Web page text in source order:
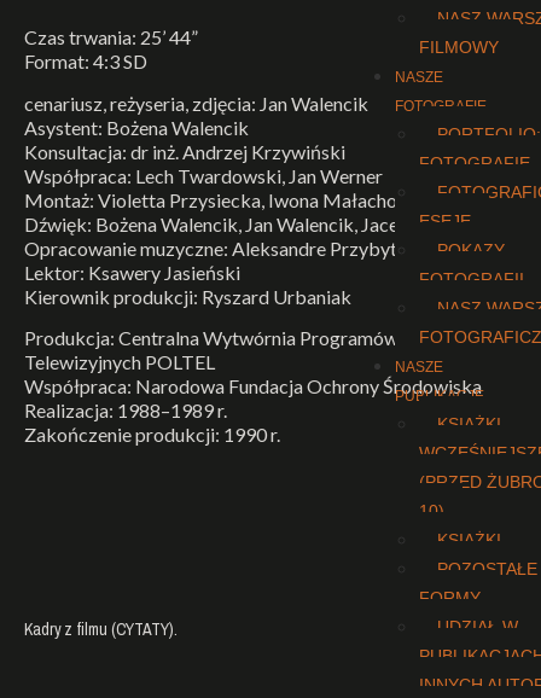
NASZ
FILMOWY
NASZE
FOTOGRAFIE
PORTFOLIO:
FOTOGRAFIE
ESEJE
POKAZY
FOTOGRAFII
NASZ
NASZE
PUBLIKACJE
KSIĄŻKI
(PRZED
10)
KSIĄŻKI
POZOSTAŁE
FORMY
UDZIAŁ W
INNYCH
Czas trwania: 25’ 44”
Format: 4:3 SD
cenariusz, reżyseria, zdjęcia: Jan Walencik
Asystent: Bożena Walencik
Konsultacja: dr inż. Andrzej Krzywiński
Współpraca: Lech Twardowski, Jan Werner
Montaż: Violetta Przysiecka, Iwona Małachowska
Dźwięk: Bożena Walencik, Jan Walencik, Jacek Bąk
Opracowanie muzyczne: Aleksandre Przybytek
Lektor: Ksawery Jasieński
Kierownik produkcji: Ryszard Urbaniak
Produkcja: Centralna Wytwórnia Programów i Filmów
Telewizyjnych POLTEL
Współpraca: Narodowa Fundacja Ochrony Środowiska
Realizacja: 1988–1989 r.
Zakończenie produkcji: 1990 r.
Kadry z filmu (CYTATY).